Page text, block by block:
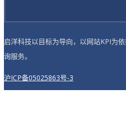
启洋科技以目标为导向，以网站KPI为
询服务。
沪ICP备05025863号-3